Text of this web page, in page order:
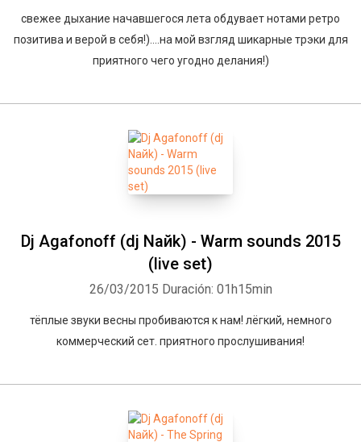
свежее дыхание начавшегося лета обдувает нотами ретро
позитива и верой в себя!)....на мой взгляд шикарные трэки для
приятного чего угодно делания!)
Dj Agafonoff (dj Naйk) - Warm sounds 2015
(live set)
26/03/2015 Duración: 01h15min
тёплые звуки весны пробиваются к нам! лёгкий, немного
коммерческий сет. приятного прослушивания!